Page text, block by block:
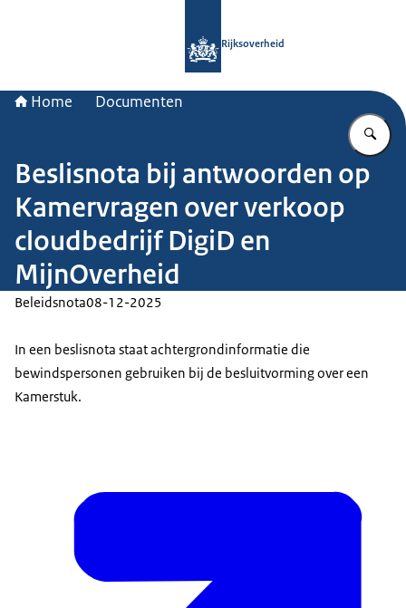
Rijksoverheid
Home Documenten
Beslisnota bij antwoorden op
Kamervragen over verkoop
cloudbedrijf DigiD en
MijnOverheid
Beleidsnota08-12-2025
In een beslisnota staat achtergrondinformatie die
bewindspersonen gebruiken bij de besluitvorming over een
Kamerstuk.